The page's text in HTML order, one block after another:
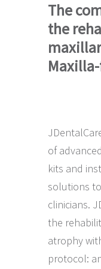
The
the
of
kits and
solutions
clinicians.
the
atrophy
protocol: